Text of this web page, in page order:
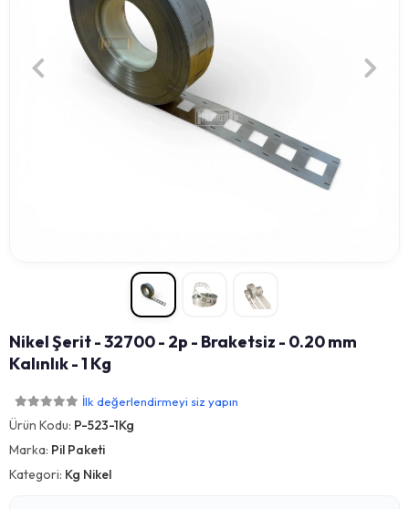
Nikel Şerit - 32700 - 2p - Braketsiz - 0.20 mm
Kalınlık - 1 Kg
İlk değerlendirmeyi siz yapın
Ürün Kodu: P-523-1Kg
Marka: Pil Paketi
Kategori: Kg Nikel